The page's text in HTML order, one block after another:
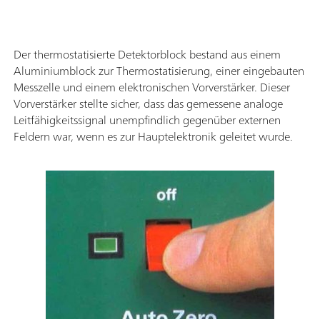
Der thermostatisierte Detektorblock bestand aus einem
Aluminiumblock zur Thermostatisierung, einer eingebauten
Messzelle und einem elektronischen Vorverstärker. Dieser
Vorverstärker stellte sicher, dass das gemessene analoge
Leitfähigkeitssignal unempfindlich gegenüber externen
Feldern war, wenn es zur Hauptelektronik geleitet wurde.